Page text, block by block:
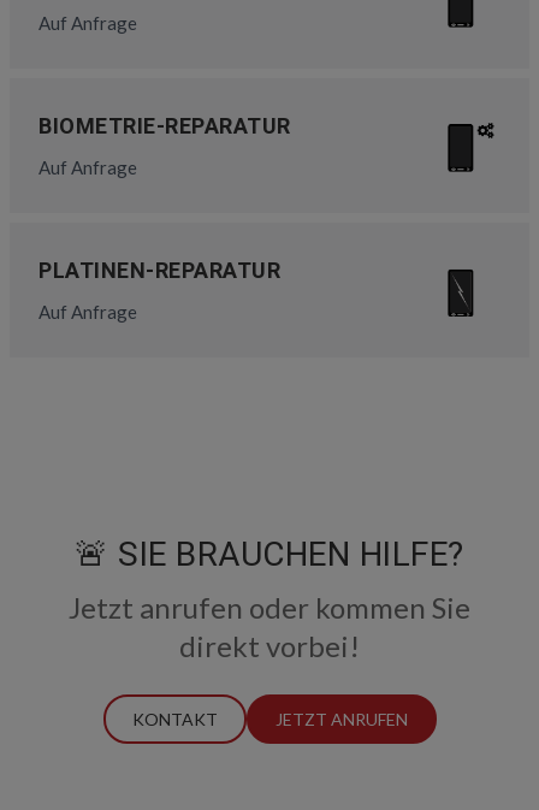
Auf Anfrage
BIOMETRIE-REPARATUR
Auf Anfrage
PLATINEN-REPARATUR
Auf Anfrage
🚨 SIE BRAUCHEN HILFE?
Jetzt anrufen oder kommen Sie
direkt vorbei!
KONTAKT JETZT ANRUFEN